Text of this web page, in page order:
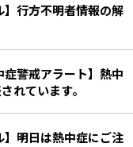
行方不明者情報の解
警戒アラート】熱中
れています。
明日は熱中症にご注